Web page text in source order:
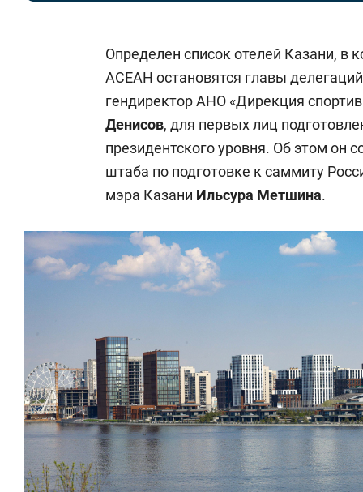
Определен список отелей Казани, в
АСЕАН остановятся главы
гендиректор АНО «Дирекция
Денисов, для первых лиц
президентского уровня. Об этом он
штаба по подготовке к саммиту
мэра Казани Ильсура Метшина.
комфорта под Казанью